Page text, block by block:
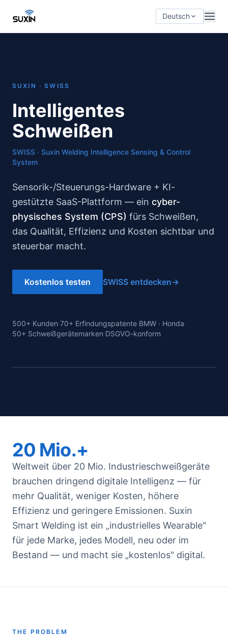
Deutsch
SUXIN · SWISS
Intelligentes
Schweißen
SWISS · Suxin Welding Intelligence Sensing & Control
System
Sensorik-/Steuerungs-Hardware + KI-
gestützte SaaS-Plattform — ein cyber-
physisches System (CPS) fürs Schweißen,
das Qualität, Effizienz und Kosten sichtbar und
steuerbar macht.
Kostenlos testen SWISS entdecken→
500+ Kunden·70+ Erfindungspatente·BMW · Honda·
50+ Schweißgerätemarken·DSGVO-konform
echt
20 Mio.+
Weltweit über 20 Mio. Industrieschweißgeräte
brauchen dringend digitale Intelligenz — für
mehr Qualität, weniger Kosten, höhere
Effizienz und geringere Emissionen. Suxin
Smart Welding ist ein „industrielles Wearable"
für jede Marke, jedes Modell, neu oder im
Bestand — und macht sie „kostenlos" digital.
THE PROBLEM